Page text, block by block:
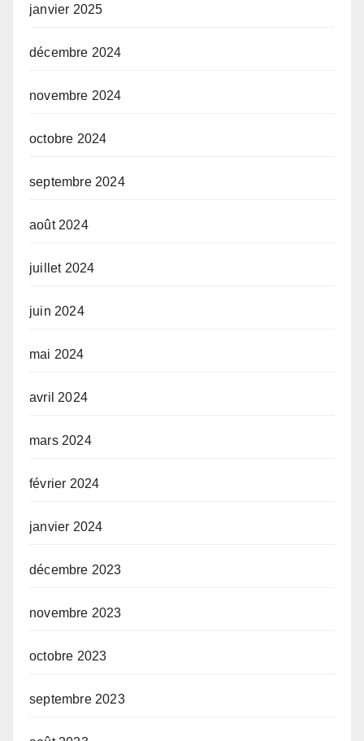
janvier 2025
décembre 2024
novembre 2024
octobre 2024
septembre 2024
août 2024
juillet 2024
juin 2024
mai 2024
avril 2024
mars 2024
février 2024
janvier 2024
décembre 2023
novembre 2023
octobre 2023
septembre 2023